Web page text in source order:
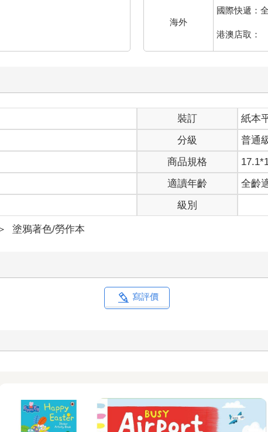
海外
國際快遞：
港澳店取：
裝訂
紙本
分級
普通
商品規格
適讀年齡
全齡
級別
塗鴉著色/勞作本
寫評價